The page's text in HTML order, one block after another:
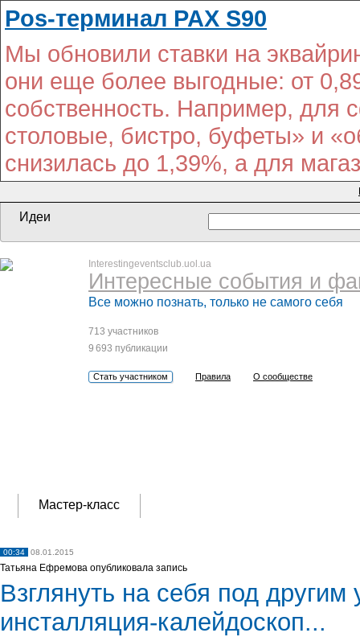
Pos-терминал PAX S90
Мы обновили ставки на
они еще более выгодные: от
собственность. Например, для
столовые, бистро, буфеты» и
снизилась до 1,39%, а для
Идеи
Interestingeventsclub.uol.ua
Интересные события и
Все можно познать, только не самого себя
713 участников
9 693 публикации
Стать участником Правила О сообществе
Мастер-класс
00:34 08.01.2015
Татьяна Ефремова опубликовала запись
Взглянуть на себя под другим
инсталляция-калейдоскоп...